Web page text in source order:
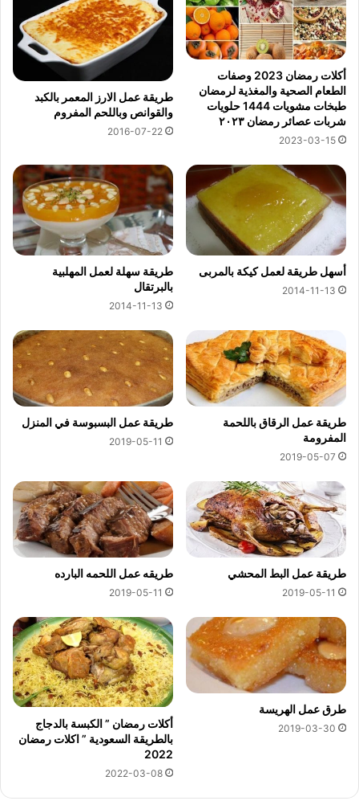
أكلات رمضان 2023 وصفات
الطعام الصحية والمغذية لرمضان
طبخات مشويات 1444 حلويات
شربات عصائر رمضان ٢٠٢٣
2023-03-15
طريقة عمل الارز المعمر بالكبد
والقوانص وباللحم المفروم
2016-07-22
أسهل طريقة لعمل كيكة بالمربى
2014-11-13
طريقة سهلة لعمل المهلبية
بالبرتقال
2014-11-13
طريقة عمل الرقاق باللحمة
المفرومة
2019-05-07
طريقة عمل البسبوسة في المنزل
2019-05-11
طريقة عمل البط المحشي
2019-05-11
طريقه عمل اللحمه البارده
2019-05-11
طرق عمل الهريسة
2019-03-30
أكلات رمضان ” الكبسة بالدجاج
بالطريقة السعودية ” اكلات رمضان
2022
2022-03-08